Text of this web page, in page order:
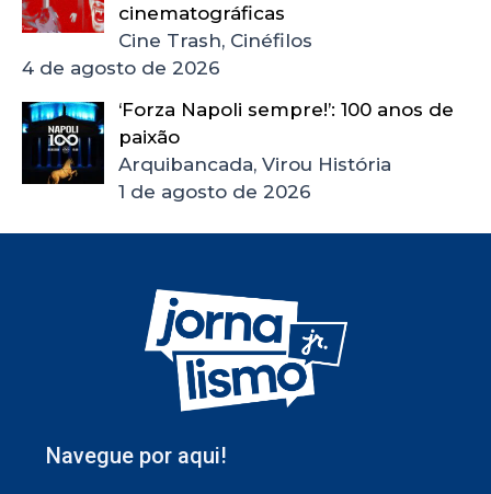
cinematográficas
Cine Trash, Cinéfilos
4 de agosto de 2026
‘Forza Napoli sempre!’: 100 anos de
paixão
Arquibancada, Virou História
1 de agosto de 2026
Navegue por aqui!